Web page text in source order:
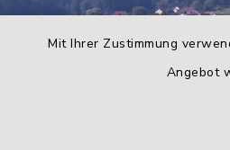
Mit Ihrer Zustimmung
Angebot